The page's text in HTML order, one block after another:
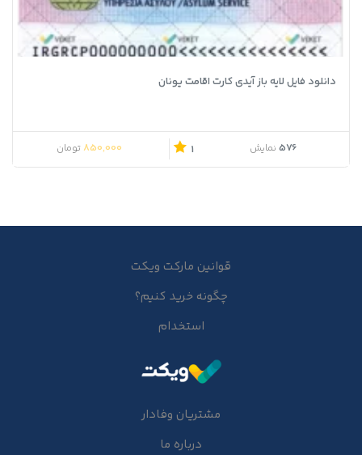
دانلود فایل لایه باز آیدی کارت اقامت یونان
576 نمایش 1
850,000 تومان
قوانین مارکت ویکت
چگونه خرید کنیم؟
استخدام
مشتریان وفادار
درباره ما